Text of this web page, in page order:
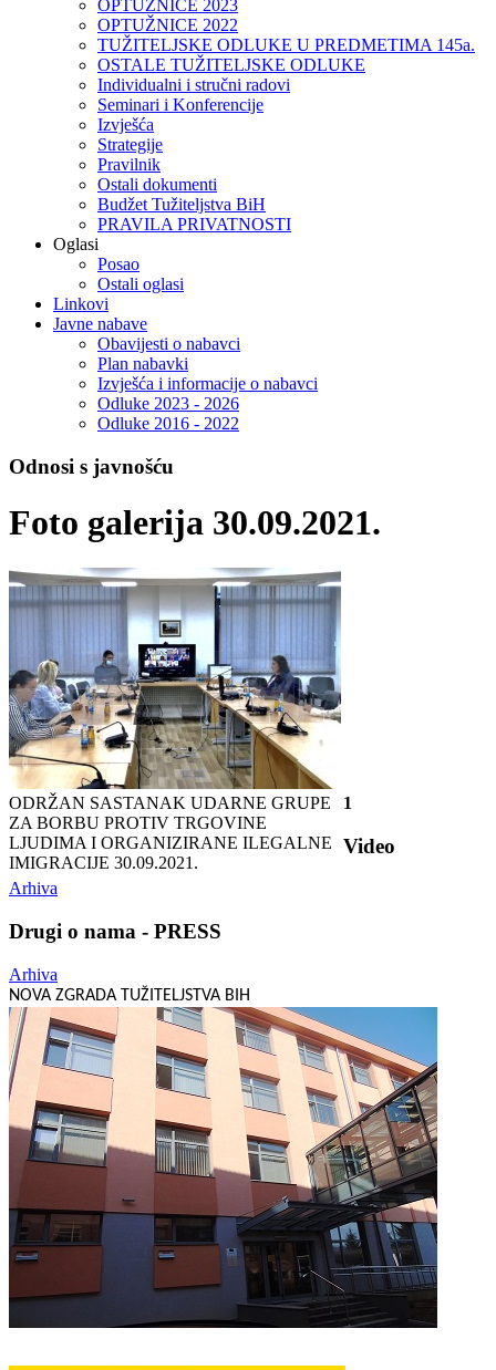
OPTUŽNICE 2023
OPTUŽNICE 2022
TUŽITELJSKE ODLUKE U PREDMETIMA 145a.
OSTALE TUŽITELJSKE ODLUKE
Individualni i stručni radovi
Seminari i Konferencije
Izvješća
Strategije
Pravilnik
Ostali dokumenti
Budžet Tužiteljstva BiH
PRAVILA PRIVATNOSTI
Oglasi
Posao
Ostali oglasi
Linkovi
Javne nabave
Obavijesti o nabavci
Plan nabavki
Izvješća i informacije o nabavci
Odluke 2023 - 2026
Odluke 2016 - 2022
Odnosi s javnošću
Foto galerija 30.09.2021.
ODRŽAN SASTANAK UDARNE GRUPE
ZA BORBU PROTIV TRGOVINE
LJUDIMA I ORGANIZIRANE ILEGALNE
IMIGRACIJE 30.09.2021.
1
Video
Arhiva
Drugi o nama - PRESS
Arhiva
NOVA ZGRADA TUŽITELJSTVA BIH